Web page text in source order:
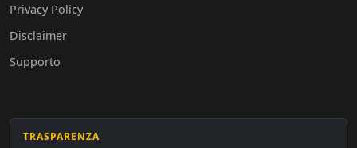
Privacy Policy
Disclaimer
Supporto
TRASPARENZA